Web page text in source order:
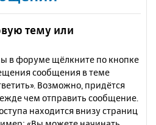
тему или
в форуме щёлкните по кнопке
сообщения в теме
Возможно, придётся
чем отправить сообщение.
находится внизу страниц